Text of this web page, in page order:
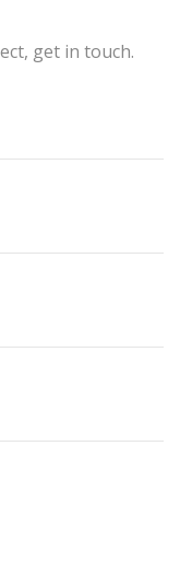
get in touch.